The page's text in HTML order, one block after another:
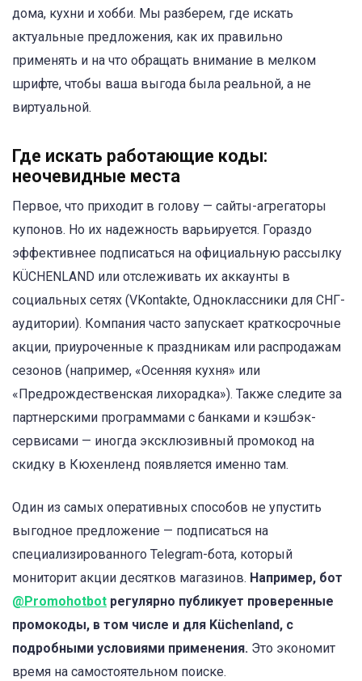
дома, кухни и хобби. Мы разберем, где искать
актуальные предложения, как их правильно
применять и на что обращать внимание в мелком
шрифте, чтобы ваша выгода была реальной, а не
виртуальной.
Где искать работающие коды:
неочевидные места
Первое, что приходит в голову — сайты-агрегаторы
купонов. Но их надежность варьируется. Гораздо
эффективнее подписаться на официальную рассылку
KÜCHENLAND или отслеживать их аккаунты в
социальных сетях (VKontakte, Одноклассники для СНГ-
аудитории). Компания часто запускает краткосрочные
акции, приуроченные к праздникам или распродажам
сезонов (например, «Осенняя кухня» или
«Предрождественская лихорадка»). Также следите за
партнерскими программами с банками и кэшбэк-
сервисами — иногда эксклюзивный промокод на
скидку в Кюхенленд появляется именно там.
Один из самых оперативных способов не упустить
выгодное предложение — подписаться на
специализированного Telegram-бота, который
мониторит акции десятков магазинов. Например, бот
@Promohotbot регулярно публикует проверенные
промокоды, в том числе и для Küchenland, с
подробными условиями применения. Это экономит
время на самостоятельном поиске.